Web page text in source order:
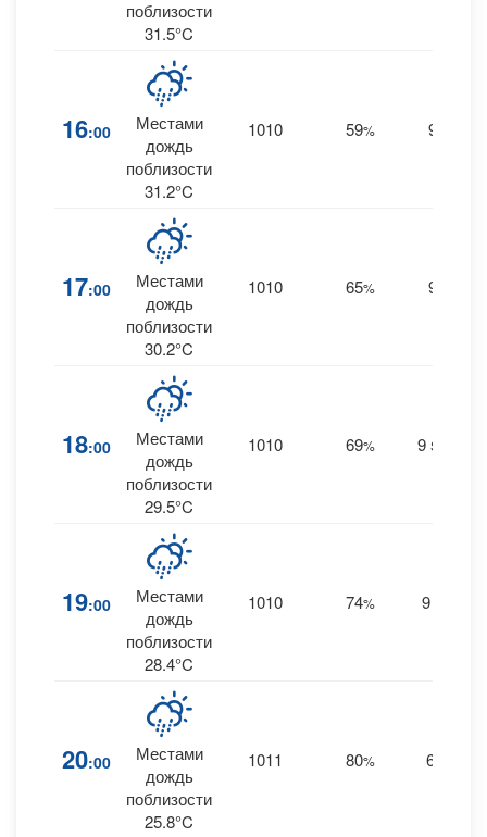
поблизости
31.5°C
16:00
Местами
дождь
поблизости
31.2°C
1010 59% 9
17:00
Местами
дождь
поблизости
30.2°C
1010 65% 9
18:00
Местами
дождь
поблизости
29.5°C
1010 69% 9 SSW
19:00
Местами
дождь
поблизости
28.4°C
1010 74% 9
20:00
Местами
дождь
поблизости
25.8°C
1011 80% 6